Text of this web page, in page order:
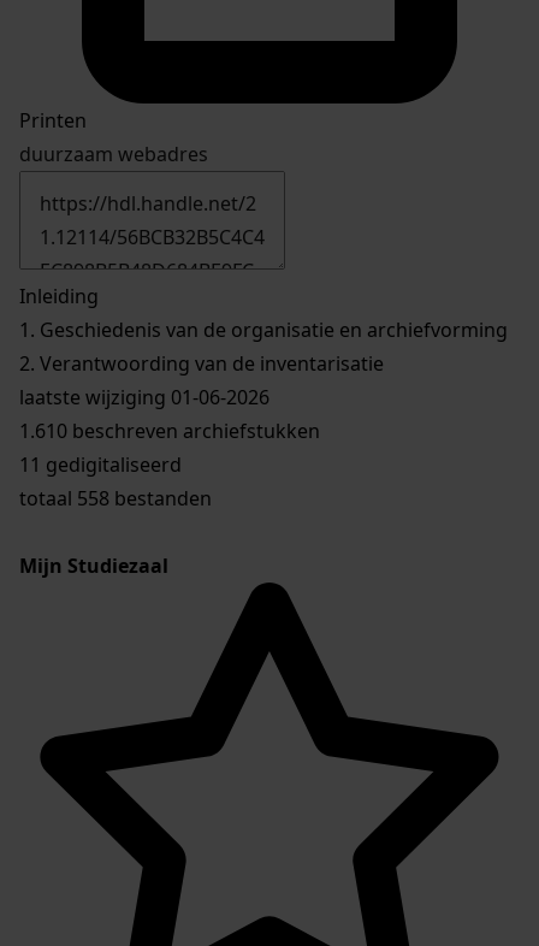
Printen
duurzaam webadres
Inleiding
1. Geschiedenis van de organisatie en archiefvorming
2. Verantwoording van de inventarisatie
laatste wijziging 01-06-2026
1.610 beschreven archiefstukken
11 gedigitaliseerd
totaal 558 bestanden
Mijn Studiezaal